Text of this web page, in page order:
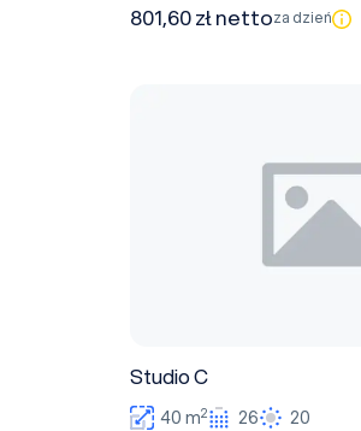
801,60 zł nettoza dzień
Studio C
40 m2 26 20